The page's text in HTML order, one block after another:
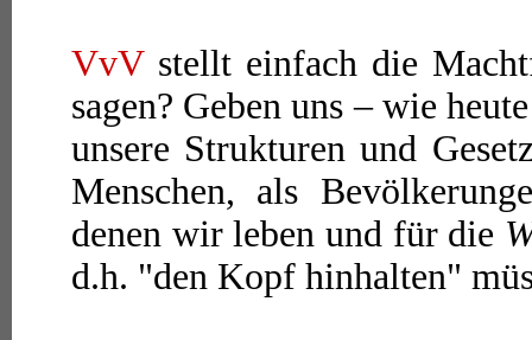
VvVstellt einfach die
sagen? Geben uns – wie
unsere Strukturen und
Menschen, als
denen wir leben und für die
d.h. "den Kopf hinhalten"